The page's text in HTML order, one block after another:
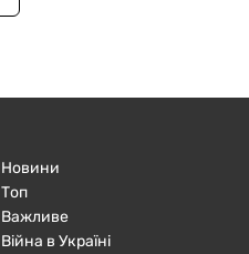
Новини
Топ
Важливе
Війна в Україні